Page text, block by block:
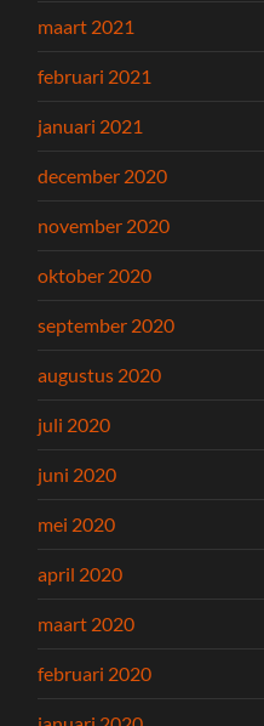
maart 2021
februari 2021
januari 2021
december 2020
november 2020
oktober 2020
september 2020
augustus 2020
juli 2020
juni 2020
mei 2020
april 2020
maart 2020
februari 2020